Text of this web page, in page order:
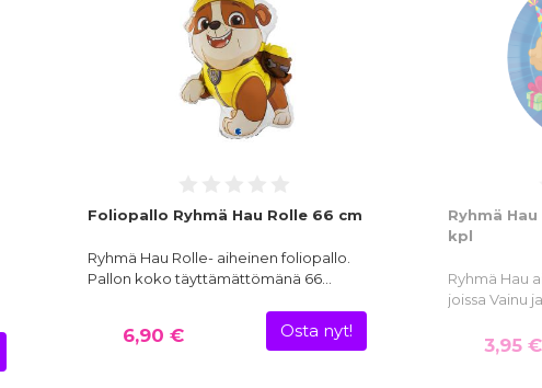
Foliopallo Ryhmä Hau Rolle 66 cm
Ryhmä Hau Rolle- aiheinen foliopallo.
Pallon koko täyttämättömänä 66…
6,90 € Osta nyt!
Ryhmä
kpl
Ryhmä Hau
joissa Vainu
3,95 €